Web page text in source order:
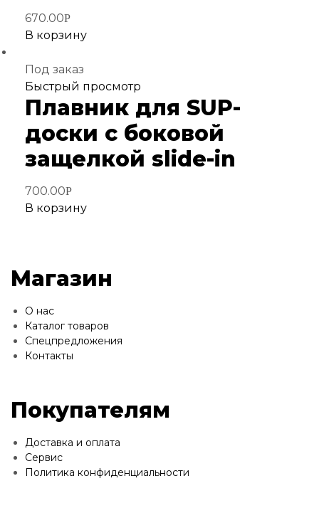
670.00Р
В корзину
Под заказ
Добавить
в
Быстрый просмотр
Плавник для SUP-
доски с боковой
защелкой slide-in
700.00Р
В корзину
Магазин
О нас
Каталог товаров
Спецпредложения
Контакты
Покупателям
Доставка и оплата
Сервис
Политика конфиденциальности